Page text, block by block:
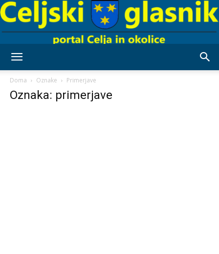
Doma Oznake Primerjave
Oznaka: primerjave